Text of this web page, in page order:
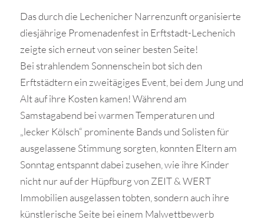
Das durch die Lechenicher Narrenzunft organisierte
diesjährige Promenadenfest in Erftstadt-Lechenich
zeigte sich erneut von seiner besten Seite!
Bei strahlendem Sonnenschein bot sich den
Erftstädtern ein zweitägiges Event, bei dem Jung und
Alt auf ihre Kosten kamen! Während am
Samstagabend bei warmen Temperaturen und
„lecker Kölsch“ prominente Bands und Solisten für
ausgelassene Stimmung sorgten, konnten Eltern am
Sonntag entspannt dabei zusehen, wie ihre Kinder
nicht nur auf der Hüpfburg von ZEIT & WERT
Immobilien ausgelassen tobten, sondern auch ihre
künstlerische Seite bei einem Malwettbewerb